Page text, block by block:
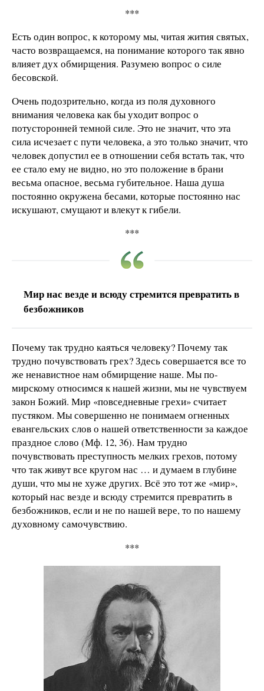
***
Есть один вопрос, к которому мы, читая жития святых,
часто возвращаемся, на понимание которого так явно
влияет дух обмирщения. Разумею вопрос о силе
бесовской.
Очень подозрительно, когда из поля духовного
внимания человека как бы уходит вопрос о
потусторонней темной силе. Это не значит, что эта
сила исчезает с пути человека, а это только значит, что
человек допустил ее в отношении себя встать так, что
ее стало ему не видно, но это положение в брани
весьма опасное, весьма губительное. Наша душа
постоянно окружена бесами, которые постоянно нас
искушают, смущают и влекут к гибели.
***
Мир нас везде и всюду стремится превратить в
безбожников
Почему так трудно каяться человеку? Почему так
трудно почувствовать грех? Здесь совершается все то
же ненавистное нам обмирщение наше. Мы по-
мирскому относимся к нашей жизни, мы не чувствуем
закон Божий. Мир «повседневные грехи» считает
пустяком. Мы совершенно не понимаем огненных
евангельских слов о нашей ответственности за каждое
праздное слово (Мф. 12, 36). Нам трудно
почувствовать преступность мелких грехов, потому
что так живут все кругом нас … и думаем в глубине
души, что мы не хуже других. Всё это тот же «мир»,
который нас везде и всюду стремится превратить в
безбожников, если и не по нашей вере, то по нашему
духовному самочувствию.
***